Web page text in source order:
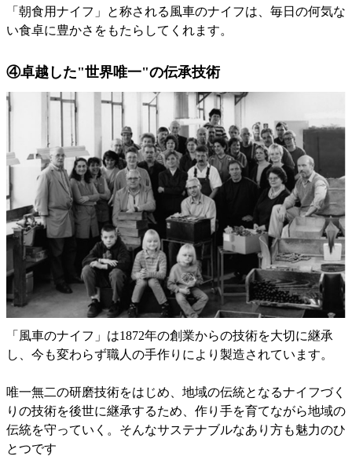
「朝食用ナイフ」と称される風車のナイフは、毎日の何気な
い食卓に豊かさをもたらしてくれます。
④卓越した"世界唯一"の伝承技術
「風車のナイフ」は1872年の創業からの技術を大切に継承
し、今も変わらず職人の手作りにより製造されています。
唯一無二の研磨技術をはじめ、地域の伝統となるナイフづく
りの技術を後世に継承するため、作り手を育てながら地域の
伝統を守っていく。そんなサステナブルなあり方も魅力のひ
とつです